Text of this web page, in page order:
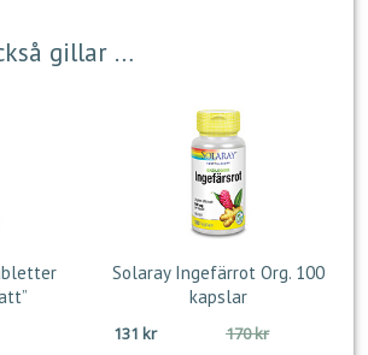
gillar …
Solaray Ingefärrot Org. 100
kapslar
170krDet
131kr
Det